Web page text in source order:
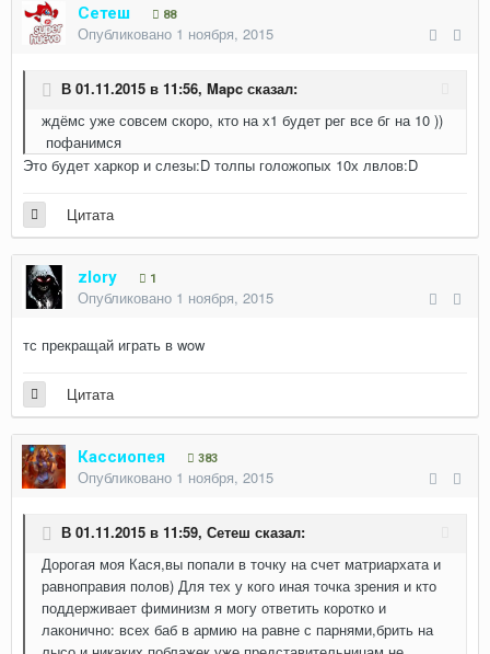
Сетеш 88
Опубликовано 1 ноября, 2015
В 01.11.2015 в 11:56, Mapc сказал:
ждёмс уже совсем скоро, кто на х1 будет рег все бг на 10 ))
пофанимся
Это будет харкор и слезы:D толпы голожопых 10х лвлов:D
Цитата
zlory 1
Опубликовано 1 ноября, 2015
тс прекращай играть в wow
Цитата
Кассиопея 383
Опубликовано 1 ноября, 2015
В 01.11.2015 в 11:59, Сетеш сказал:
Дорогая моя Кася,вы попали в точку на счет матриархата и
равноправия полов) Для тех у кого иная точка зрения и кто
поддерживает фиминизм я могу ответить коротко и
лаконично: всех баб в армию на равне с парнями,брить на